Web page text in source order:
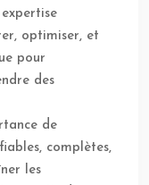
expertise
optimiser, et
pour
des
de
complètes,
les